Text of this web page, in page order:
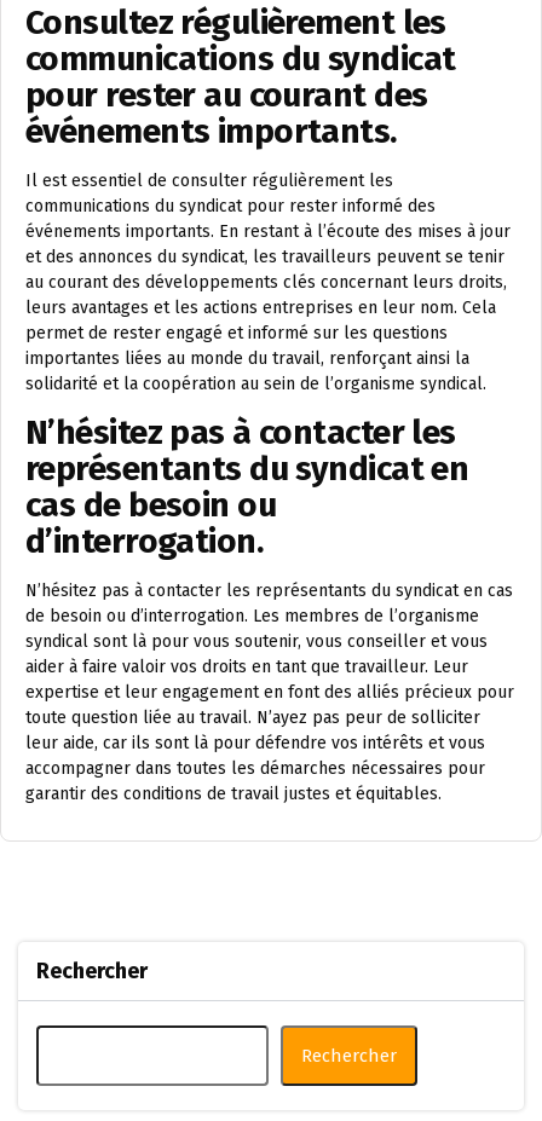
Consultez régulièrement les
communications du syndicat
pour rester au courant des
événements importants.
Il est essentiel de consulter régulièrement les
communications du syndicat pour rester informé des
événements importants. En restant à l’écoute des mises à jour
et des annonces du syndicat, les travailleurs peuvent se tenir
au courant des développements clés concernant leurs droits,
leurs avantages et les actions entreprises en leur nom. Cela
permet de rester engagé et informé sur les questions
importantes liées au monde du travail, renforçant ainsi la
solidarité et la coopération au sein de l’organisme syndical.
N’hésitez pas à contacter les
représentants du syndicat en
cas de besoin ou
d’interrogation.
N’hésitez pas à contacter les représentants du syndicat en cas
de besoin ou d’interrogation. Les membres de l’organisme
syndical sont là pour vous soutenir, vous conseiller et vous
aider à faire valoir vos droits en tant que travailleur. Leur
expertise et leur engagement en font des alliés précieux pour
toute question liée au travail. N’ayez pas peur de solliciter
leur aide, car ils sont là pour défendre vos intérêts et vous
accompagner dans toutes les démarches nécessaires pour
garantir des conditions de travail justes et équitables.
Rechercher
Rechercher